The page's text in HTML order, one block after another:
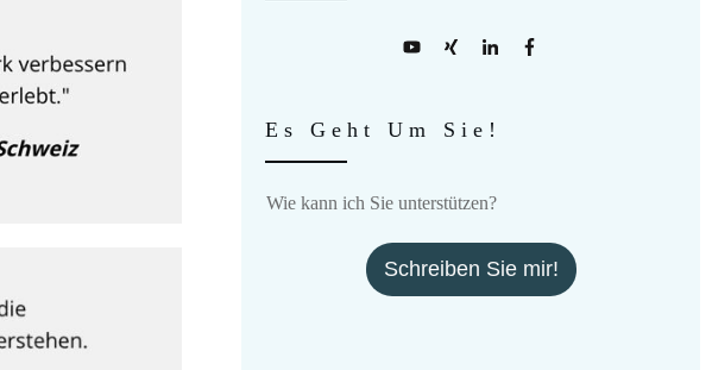
Es Geht Um Sie!
Wie kann ich Sie unterstützen?
Schreiben Sie mir!